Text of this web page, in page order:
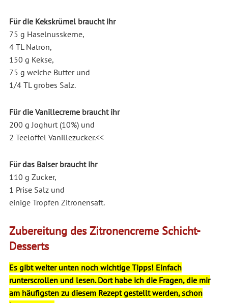
Für die Kekskrümel braucht ihr
75 g Haselnusskerne,
4 TL Natron,
150 g Kekse,
75 g weiche Butter und
1/4 TL grobes Salz.
Für die Vanillecreme braucht ihr
200 g Joghurt (10%) und
2 Teelöffel Vanillezucker.<<
Für das Baiser braucht ihr
110 g Zucker,
1 Prise Salz und
einige Tropfen Zitronensaft.
Zubereitung des Zitronencreme Schicht-
Desserts
Es gibt weiter unten noch wichtige Tipps! Einfach
runterscrollen und lesen. Dort habe ich die Fragen, die mir
am häufigsten zu diesem Rezept gestellt werden, schon